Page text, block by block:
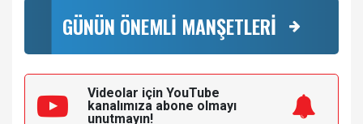
GÜNÜN ÖNEMLİ MANŞETLERİ
Videolar için YouTube
kanalımıza abone olmayı
unutmayın!